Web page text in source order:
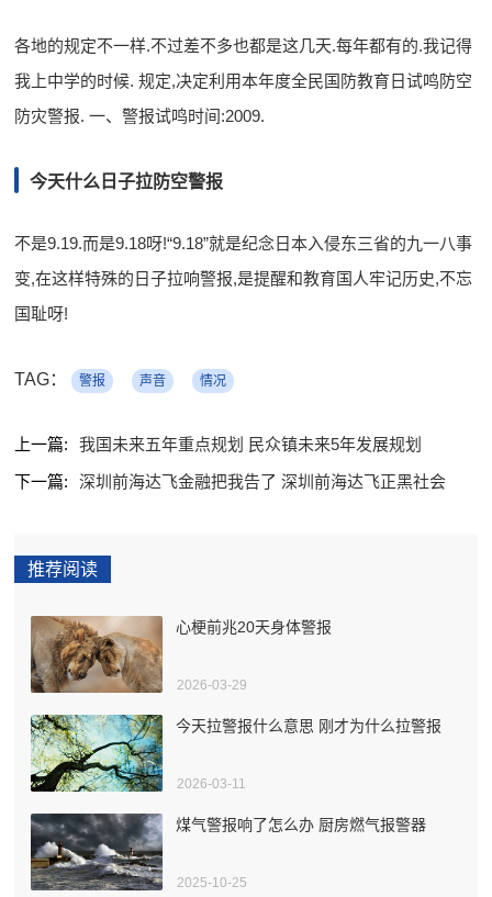
各地的规定不一样.不过差不多也都是这几天.每年都有的.我记得
我上中学的时候. 规定,决定利用本年度全民国防教育日试鸣防空
防灾警报. 一、警报试鸣时间:2009.
今天什么日子拉防空警报
不是9.19.而是9.18呀!“9.18”就是纪念日本入侵东三省的九一八事
变,在这样特殊的日子拉响警报,是提醒和教育国人牢记历史,不忘
国耻呀!
TAG： 警报 声音 情况
上一篇:
我国未来五年重点规划 民众镇未来5年发展规划
下一篇:
深圳前海达飞金融把我告了 深圳前海达飞正黑社会
推荐阅读
心梗前兆20天身体警报
2026-03-29
今天拉警报什么意思 刚才为什么拉警报
2026-03-11
煤气警报响了怎么办 厨房燃气报警器
2025-10-25